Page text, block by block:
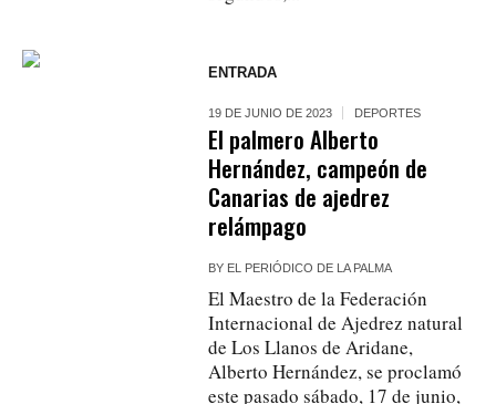
ENTRADA
19 DE JUNIO DE 2023 DEPORTES
El palmero Alberto
Hernández, campeón de
Canarias de ajedrez
relámpago
BY EL PERIÓDICO DE LA PALMA
El Maestro de la Federación
Internacional de Ajedrez natural
de Los Llanos de Aridane,
Alberto Hernández, se proclamó
este pasado sábado, 17 de junio,